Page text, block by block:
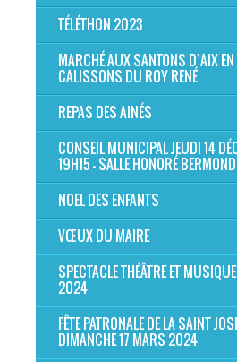
TÉLÉTHON 2023
MARCHÉ AUX SANTONS D’AIX EN
CALISSONS DU ROY RENÉ
REPAS DES AINÉS
CONSEIL MUNICIPAL JEUDI 14
19H15 - SALLE HONORÉ BERMOND
NOEL DES ENFANTS
VŒUX DU MAIRE
SPECTACLE THÉÂTRE ET
2024
FÊTE PATRONALE DE LA SAINT
DIMANCHE 17 MARS 2024